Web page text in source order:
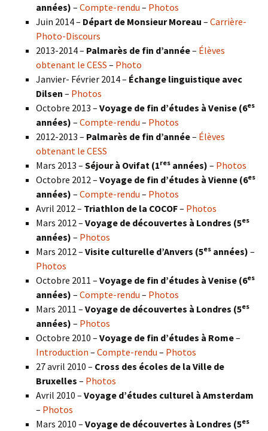
années) – Compte-rendu – Photos
Juin 2014 – Départ de Monsieur Moreau – Carrière-
Photo-Discours
2013-2014 – Palmarès de fin d’année– Élèves
obtenant le CESS – Photo
Janvier- Février 2014 – Échange linguistique avec
Dilsen – Photos
Octobre 2013 – Voyage de fin d’études à Venise (6es
années) – Compte-rendu – Photos
2012-2013 – Palmarès de fin d’année– Élèves
obtenant le CESS
Mars 2013 – Séjour à Ovifat (1res années) – Photos
Octobre 2012 – Voyage de fin d’études à Vienne (6es
années) – Compte-rendu – Photos
Avril 2012 – Triathlon de la COCOF– Photos
Mars 2012 – Voyage de découvertes à Londres (5es
années) – Photos
Mars 2012 – Visite culturelle d’Anvers (5es années) –
Photos
Octobre 2011 – Voyage de fin d’études à Venise (6es
années) – Compte-rendu – Photos
Mars 2011 – Voyage de découvertes à Londres (5es
années) – Photos
Octobre 2010 – Voyage de fin d’études à Rome–
Introduction – Compte-rendu – Photos
27 avril 2010 – Cross des écoles de la Ville de
Bruxelles – Photos
Avril 2010 – Voyage d’études culturel à Amsterdam
– Photos
Mars 2010 – Voyage de découvertes à Londres (5es